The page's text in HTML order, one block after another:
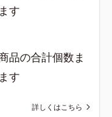
す
品の合計個数ま
す
詳しくはこちら